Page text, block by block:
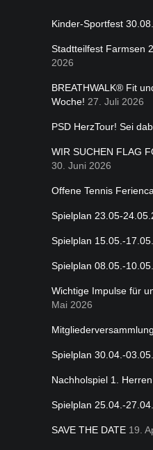
Kinder-Sportfest
Stadtteilfest Farmsen
2026
BREATHWALK® Fit
Woche! 27. Juli 2026
PSD HerzTour! Sei
WIR SUCHEN FLAG
30. Juni 2026
Offene Tennis
Spielplan 23.05-
Spielplan 15.05.-
Spielplan 08.05.-
Wichtige Impulse für
Mai 2026
Mitgliederversammlung
Spielplan 30.04.-
Nachholspiel 1. Herren
Spielplan 25.04.-
SAVE THE DATE 19.